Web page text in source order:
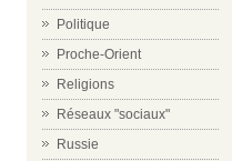
Politique
Proche-Orient
Religions
Réseaux "sociaux"
Russie